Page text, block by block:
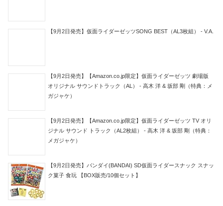
【9月2日発売】仮面ライダーゼッツSONG BEST（AL3枚組） - V.A.
【9月2日発売】【Amazon.co.jp限定】仮面ライダーゼッツ 劇場版
オリジナル サウンドトラック（AL） - 高木 洋 & 坂部 剛（特典：メ
ガジャケ）
【9月2日発売】【Amazon.co.jp限定】仮面ライダーゼッツ TV オリ
ジナル サウンド トラック（AL2枚組） - 高木 洋 & 坂部 剛（特典：
メガジャケ）
【9月2日発売】バンダイ(BANDAI) SD仮面ライダースナック スナッ
ク菓子 食玩 【BOX販売/10個セット】